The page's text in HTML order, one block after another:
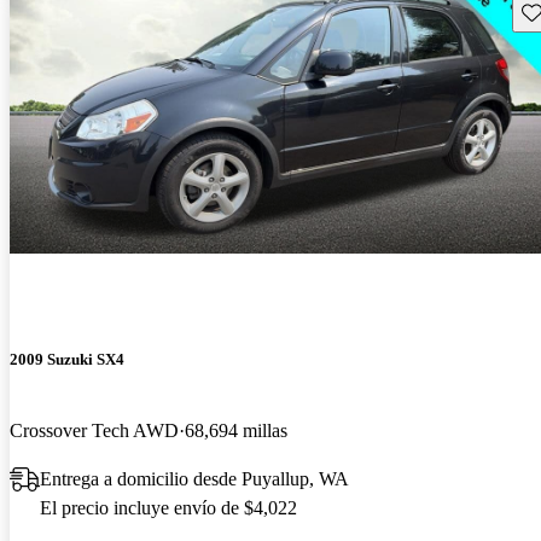
2009 Suzuki SX4
Crossover Tech AWD 68,694 millas
Entrega a domicilio desde Puyallup, WA
El precio incluye envío de $4,022